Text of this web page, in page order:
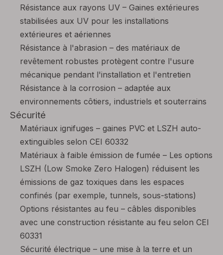
Résistance aux rayons UV – Gaines extérieures
stabilisées aux UV pour les installations
extérieures et aériennes
Résistance à l'abrasion – des matériaux de
revêtement robustes protègent contre l'usure
mécanique pendant l'installation et l'entretien
Résistance à la corrosion – adaptée aux
environnements côtiers, industriels et souterrains
Sécurité
Matériaux ignifuges – gaines PVC et LSZH auto-
extinguibles selon CEI 60332
Matériaux à faible émission de fumée – Les options
LSZH (Low Smoke Zero Halogen) réduisent les
émissions de gaz toxiques dans les espaces
confinés (par exemple, tunnels, sous-stations)
Options résistantes au feu – câbles disponibles
avec une construction résistante au feu selon CEI
60331
Sécurité électrique – une mise à la terre et un